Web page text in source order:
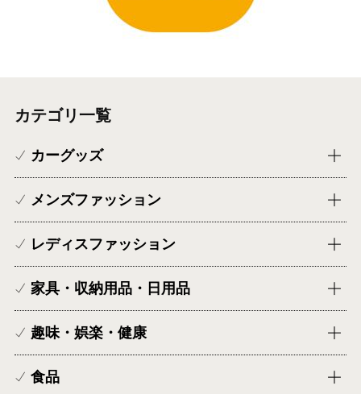
カテゴリ一覧
カーグッズ
メンズファッション
レディスファッション
家具・収納用品・日用品
趣味・娯楽・健康
食品